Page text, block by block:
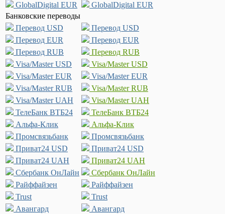
GlobalDigital EUR
GlobalDigital EUR
Банковские переводы
Перевод USD
Перевод USD
Перевод EUR
Перевод EUR
Перевод RUB
Перевод RUB
Visa/Master USD
Visa/Master USD
Visa/Master EUR
Visa/Master EUR
Visa/Master RUB
Visa/Master RUB
Visa/Master UAH
Visa/Master UAH
ТелеБанк ВТБ24
ТелеБанк ВТБ24
Альфа-Клик
Альфа-Клик
Промсвязьбанк
Промсвязьбанк
Приват24 USD
Приват24 USD
Приват24 UAH
Приват24 UAH
Сбербанк ОнЛайн
Сбербанк ОнЛайн
Райффайзен
Райффайзен
Trust
Trust
Авангард
Авангард